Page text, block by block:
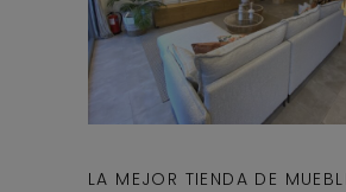
LA MEJOR TIENDA DE